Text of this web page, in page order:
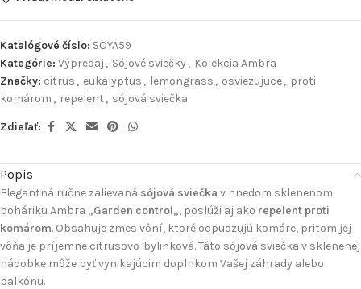
Katalógové číslo: SOYA59
Kategórie: Výpredaj , Sójové sviečky, Kolekcia Ambra
Značky: citrus , eukalyptus , lemongrass , osviezujuce, proti
komárom , repelent , sójová sviečka
Zdieľať:
Popis
Elegantná ručne zalievaná sójová sviečka v hnedom sklenenom
poháriku Ambra „Garden control„, poslúži aj ako repelent proti
komárom. Obsahuje zmes vôní, ktoré odpudzujú komáre, pritom jej
vôňa je príjemne citrusovo-bylinková. Táto sójová sviečka v sklenenej
nádobke môže byť vynikajúcim doplnkom Vašej záhrady alebo
balkónu.